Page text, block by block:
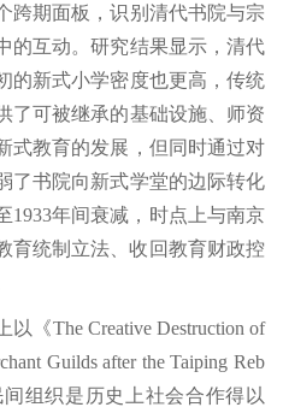
跨期面板，识别清代书院与宗
的互动。研究结果显示，清代
的新式小学密度也更高，传统
了可被继承的基础设施、师资
式教育的发展，但同时通过对
了书院向新式学堂的边际转化
1933年间衰减，时点上与南京
育统制立法、收回教育财政控
《The Creative Destruction of
Guilds after the Taiping Reb
组织是历史上社会合作得以